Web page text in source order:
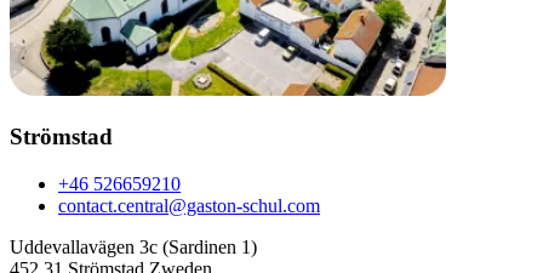
Strömstad
+46 526659210
contact.central@gaston-schul.com
Uddevallavägen 3c (Sardinen 1)
452 31 Strömstad Zweden